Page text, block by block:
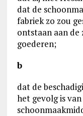
dat de
fabriek zo zou
ontstaan aan de
goederen;
b
dat de
het gevolg is